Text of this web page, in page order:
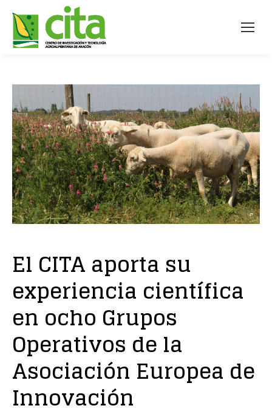
El CITA aporta su
experiencia científica
en ocho Grupos
Operativos de la
Asociación Europea de
Innovación